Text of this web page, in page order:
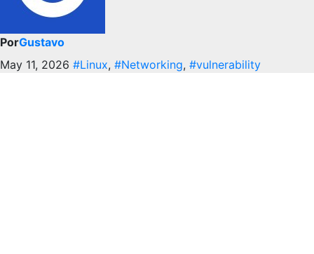
PorGustavo
May 11, 2026 #Linux, #Networking, #vulnerability